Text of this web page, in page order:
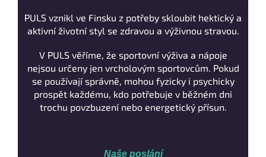
PULS vznikl ve Finsku z potřeby skloubit hektický a
aktivní životní styl se zdravou a výživnou stravou.
V PULS věříme, že sportovní výživa a nápoje
nejsou určeny jen vrcholovým sportovcům. Pokud
se používají správně, mohou fyzicky i psychicky
prospět každému, kdo potřebuje v běžném dni
trochu povzbuzení nebo energetický přísun.
Naše poslání